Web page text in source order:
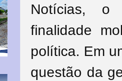
Notícias, o
finalidade
política. Em
questão da